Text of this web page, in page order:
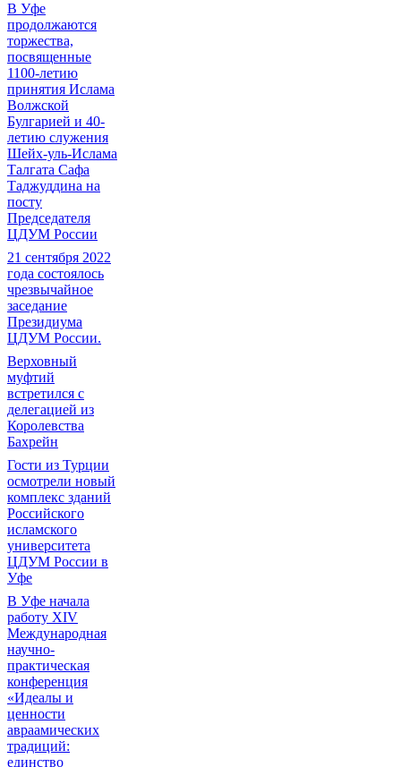
В Уфе
продолжаются
торжества,
посвященные
1100-летию
принятия Ислама
Волжской
Булгарией и 40-
летию служения
Шейх-уль-Ислама
Талгата Сафа
Таджуддина на
посту
Председателя
ЦДУМ России
21 сентября 2022
года состоялось
чрезвычайное
заседание
Президиума
ЦДУМ России.
Верховный
муфтий
встретился с
делегацией из
Королевства
Бахрейн
Гости из Турции
осмотрели новый
комплекс зданий
Российского
исламского
университета
ЦДУМ России в
Уфе
В Уфе начала
работу XIV
Международная
научно-
практическая
конференция
«Идеалы и
ценности
авраамических
традиций:
единство